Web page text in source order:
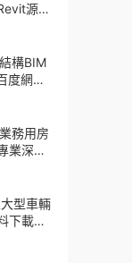
源文
構BIM
度網盤
務用房
業深化
、彙報
型車輛
下載：
PPT及